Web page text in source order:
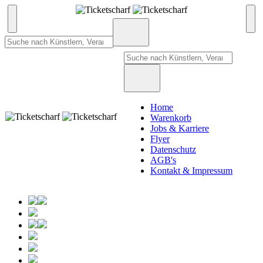
Home
Warenkorb
Jobs & Karriere
Flyer
Datenschutz
AGB's
Kontakt & Impressum